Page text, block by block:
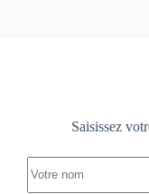
Saisissez